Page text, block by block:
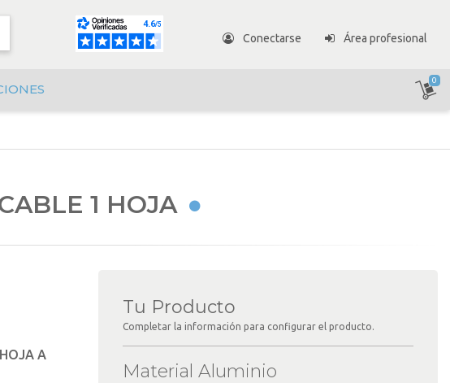
Conectarse Área profesional
0
1 HOJA
A
Tu Producto
Completar la información para configurar el producto.
Material Aluminio